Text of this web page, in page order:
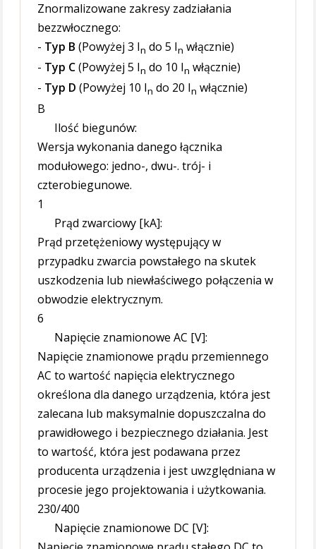
Znormalizowane zakresy zadziałania
bezzwłocznego:
- Typ B (Powyżej 3 In do 5 In włącznie)
- Typ C(Powyżej 5 In do 10 In włącznie)
- Typ D (Powyżej 10 In do 20 In włącznie)
B
Ilość biegunów:
Wersja wykonania danego łącznika
modułowego: jedno-, dwu-. trój- i
czterobiegunowe.
1
Prąd zwarciowy [kA]:
Prąd przetężeniowy występujący w
przypadku zwarcia powstałego na skutek
uszkodzenia lub niewłaściwego połączenia w
obwodzie elektrycznym.
6
Napięcie znamionowe AC [V]:
Napięcie znamionowe prądu przemiennego
AC to wartość napięcia elektrycznego
określona dla danego urządzenia, która jest
zalecana lub maksymalnie dopuszczalna do
prawidłowego i bezpiecznego działania. Jest
to wartość, która jest podawana przez
producenta urządzenia i jest uwzględniana w
procesie jego projektowania i użytkowania.
230/400
Napięcie znamionowe DC [V]: